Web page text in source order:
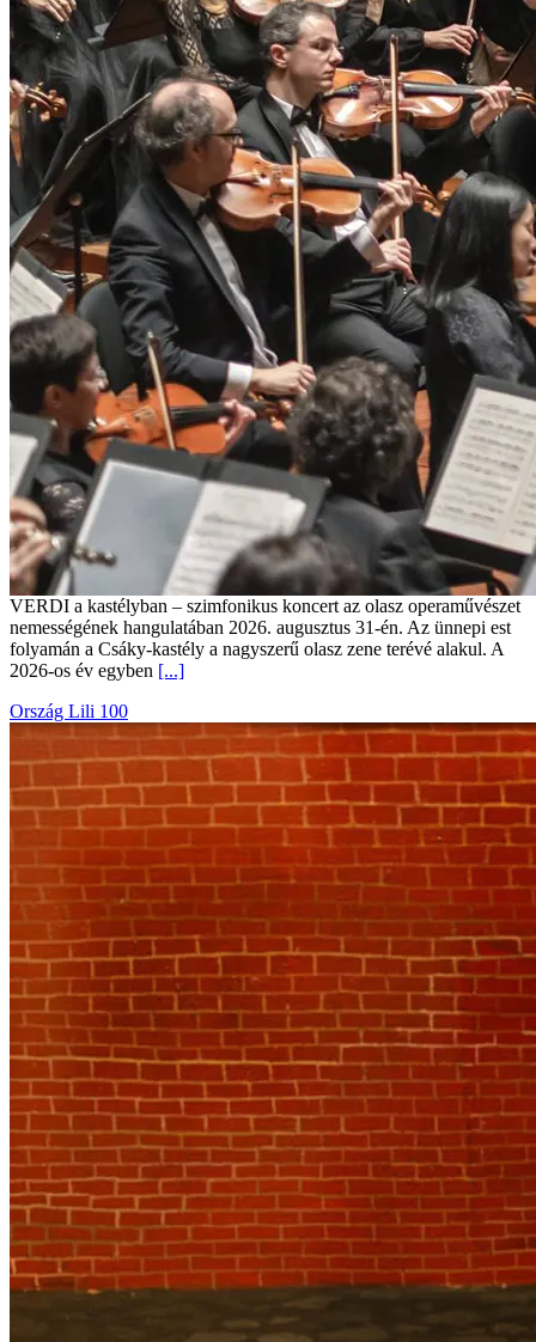
VERDI a kastélyban – szimfonikus koncert az olasz operaművészet
nemességének hangulatában 2026. augusztus 31-én. Az ünnepi est
folyamán a Csáky-kastély a nagyszerű olasz zene terévé alakul. A
2026-os év egyben [...]
Ország Lili 100